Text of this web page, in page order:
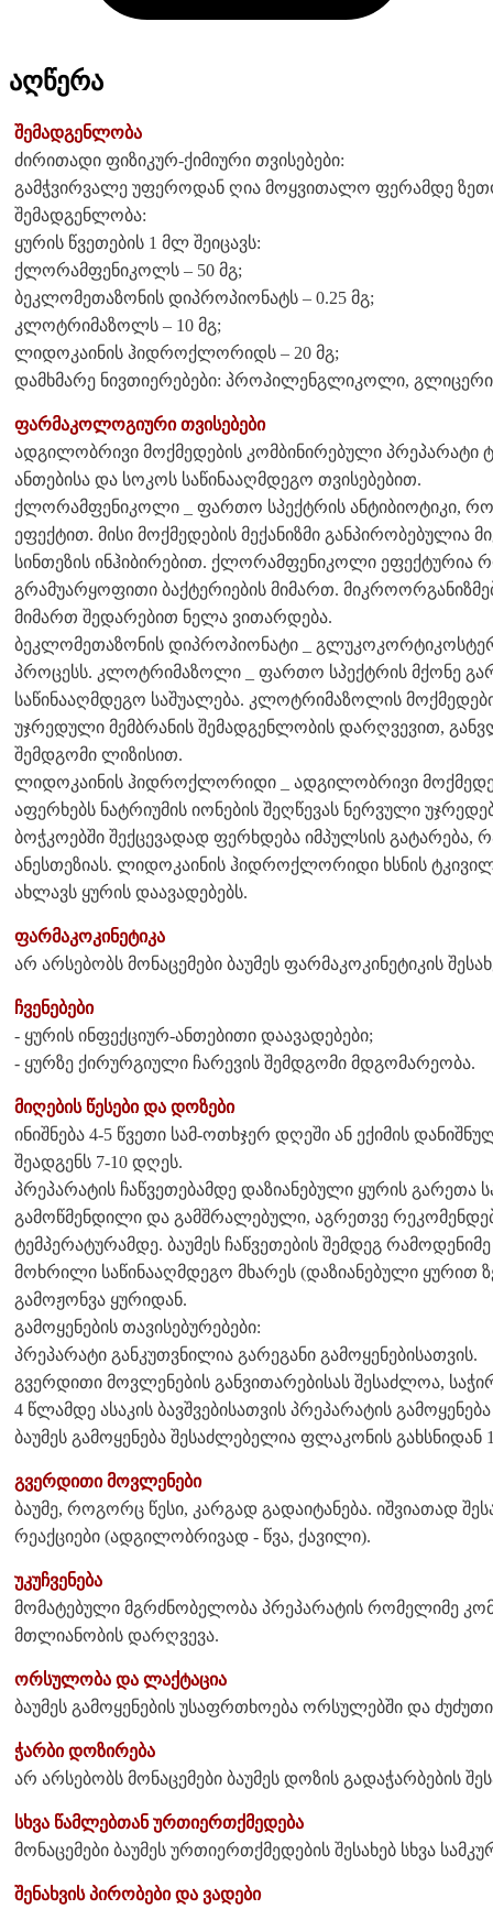
აღწერა
შემადგენლობა
ძირითადი ფიზიკურ-ქიმიური თვისებები:
გამჭვირვალე უფეროდან ღია მოყვითალო ფერამდე
შემადგენლობა:
ყურის წვეთების 1 მლ შეიცავს:
ქლორამფენიკოლს – 50 მგ;
ბეკლომეთაზონის დიპროპიონატს – 0.25 მგ;
კლოტრიმაზოლს – 10 მგ;
ლიდოკაინის ჰიდროქლორიდს – 20 მგ;
დამხმარე ნივთიერებები: პროპილენგლიკოლი,
ფარმაკოლოგიური თვისებები
ადგილობრივი მოქმედების კომბინირებული პრეპარატი
ანთებისა და სოკოს საწინააღმდეგო თვისებებით.
ქლორამფენიკოლი _ ფართო სპექტრის ანტიბიოტიკი,
ეფექტით. მისი მოქმედების მექანიზმი განპირობებულია
სინთეზის ინჰიბირებით. ქლორამფენიკოლი ეფექტურია
გრამუარყოფითი ბაქტერიების მიმართ.
მიმართ შედარებით ნელა ვითარდება.
ბეკლომეთაზონის დიპროპიონატი _
პროცესს. კლოტრიმაზოლი _ ფართო სპექტრის მქონე
საწინააღმდეგო საშუალება. კლოტრიმაზოლის
უჯრედული მემბრანის შემადგენლობის დარღვევით,
შემდგომი ლიზისით.
ლიდოკაინის ჰიდროქლორიდი _ ადგილობრივი
აფერხებს ნატრიუმის იონების შეღწევას ნერვული
ბოჭკოებში შექცევადად ფერხდება იმპულსის
ანესთეზიას. ლიდოკაინის ჰიდროქლორიდი ხსნის
ახლავს ყურის დაავადებებს.
ფარმაკოკინეტიკა
არ არსებობს მონაცემები ბაუმეს ფარმაკოკინეტიკის
ჩვენებები
- ყურის ინფექციურ-ანთებითი დაავადებები;
- ყურზე ქირურგიული ჩარევის შემდგომი მდგომარეობა.
მიღების წესები და დოზები
ინიშნება 4-5 წვეთი სამ-ოთხჯერ დღეში ან ექიმის
შეადგენს 7-10 დღეს.
პრეპარატის ჩაწვეთებამდე დაზიანებული ყურის გარეთა
გამოწმენდილი და გამშრალებული, აგრეთვე
ტემპერატურამდე. ბაუმეს ჩაწვეთების შემდეგ
მოხრილი საწინააღმდეგო მხარეს (დაზიანებული ყურით
გამოჟონვა ყურიდან.
გამოყენების თავისებურებები:
პრეპარატი განკუთვნილია გარეგანი გამოყენებისათვის.
გვერდითი მოვლენების განვითარებისას შესაძლოა,
4 წლამდე ასაკის ბავშვებისათვის პრეპარატის
ბაუმეს გამოყენება შესაძლებელია ფლაკონის გახსნიდან
გვერდითი მოვლენები
ბაუმე, როგორც წესი, კარგად გადაიტანება. იშვიათად
რეაქციები (ადგილობრივად - წვა, ქავილი).
უკუჩვენება
მომატებული მგრძნობელობა პრეპარატის რომელიმე
მთლიანობის დარღვევა.
ორსულობა და ლაქტაცია
ბაუმეს გამოყენების უსაფრთხოება ორსულებში და
ჭარბი დოზირება
არ არსებობს მონაცემები ბაუმეს დოზის გადაჭარბების
სხვა წამლებთან ურთიერთქმედება
მონაცემები ბაუმეს ურთიერთქმედების შესახებ სხვა
შენახვის პირობები და ვადები